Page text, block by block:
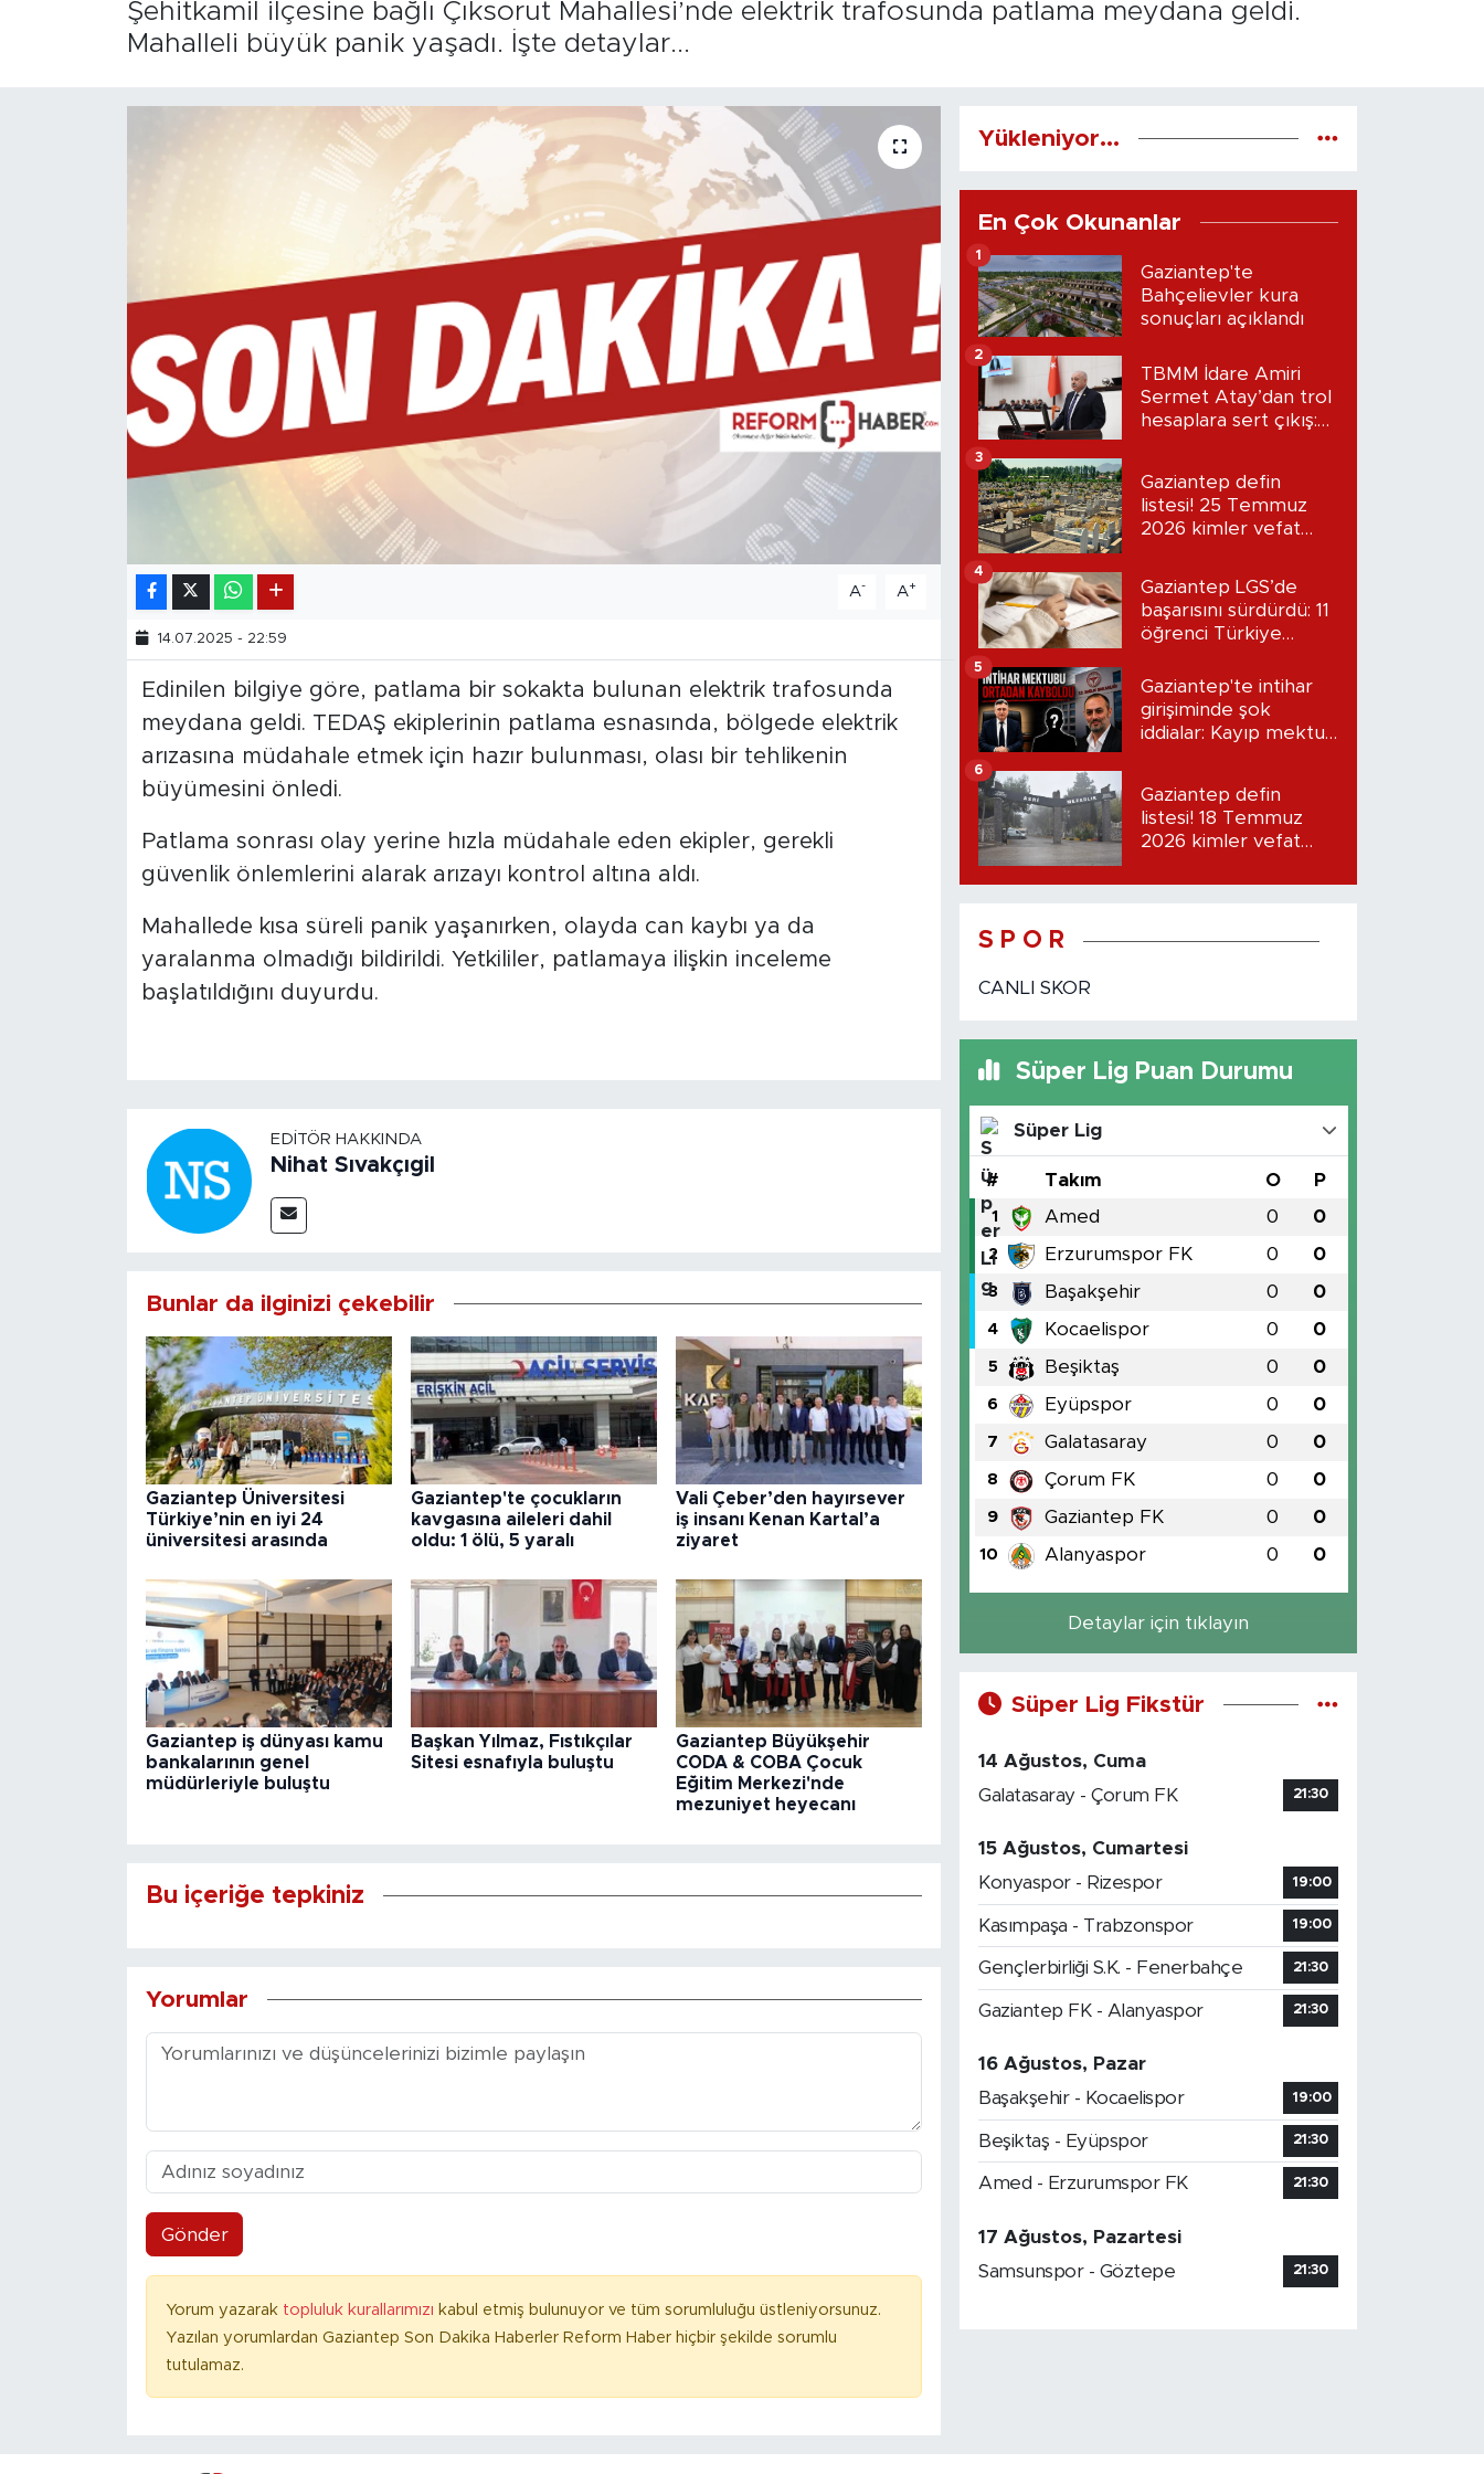
Şehitkamil ilçesine bağlı Çıksorut Mahallesi’nde elektrik trafosunda patlama meydana geldi.
Mahalleli büyük panik yaşadı. İşte detaylar...
A- A+
14.07.2025 - 22:59
Edinilen bilgiye göre, patlama bir sokakta bulunan elektrik trafosunda
meydana geldi. TEDAŞ ekiplerinin patlama esnasında, bölgede elektrik
arızasına müdahale etmek için hazır bulunması, olası bir tehlikenin
büyümesini önledi.
Patlama sonrası olay yerine hızla müdahale eden ekipler, gerekli
güvenlik önlemlerini alarak arızayı kontrol altına aldı.
Mahallede kısa süreli panik yaşanırken, olayda can kaybı ya da
yaralanma olmadığı bildirildi. Yetkililer, patlamaya ilişkin inceleme
başlatıldığını duyurdu.
EDITÖR HAKKINDA
Nihat Sıvakçıgil
Bunlar da ilginizi çekebilir
Gaziantep Üniversitesi
Türkiye’nin en iyi 24
üniversitesi arasında
Gaziantep'te çocukların
kavgasına aileleri dahil
oldu: 1 ölü, 5 yaralı
Vali Çeber’den hayırsever
iş insanı Kenan Kartal’a
ziyaret
Gaziantep iş dünyası kamu
bankalarının genel
müdürleriyle buluştu
Başkan Yılmaz, Fıstıkçılar
Sitesi esnafıyla buluştu
Gaziantep Büyükşehir
CODA & COBA Çocuk
Eğitim Merkezi'nde
mezuniyet heyecanı
Bu içeriğe tepkiniz
Yorumlar
Gönder
Yorum yazarak topluluk kurallarımızı kabul etmiş bulunuyor ve tüm sorumluluğu üstleniyorsunuz.
Yazılan yorumlardan Gaziantep Son Dakika Haberler Reform Haber hiçbir şekilde sorumlu
tutulamaz.
Yükleniyor...
En Çok Okunanlar
Gaziantep'te
Bahçelievler kura
sonuçları açıklandı
1
TBMM İdare Amiri
Sermet Atay’dan trol
hesaplara sert çıkış:
2
Gaziantep defin
listesi! 25 Temmuz
2026 kimler vefat
3
Gaziantep LGS’de
başarısını sürdürdü: 11
öğrenci Türkiye
4
Gaziantep'te intihar
girişiminde şok
iddialar: Kayıp mektup
5
Gaziantep defin
listesi! 18 Temmuz
2026 kimler vefat
6
S P O R
CANLI SKOR
Süper Lig Puan Durumu
Süper Lig
# Takım O P
1 Amed 0 0
2 Erzurumspor FK 0 0
3 Başakşehir 0 0
4 Kocaelispor 0 0
5 Beşiktaş 0 0
6 Eyüpspor 0 0
7 Galatasaray 0 0
8 Çorum FK 0 0
9 Gaziantep FK 0 0
10 Alanyaspor 0 0
Detaylar için tıklayın
Süper Lig Fikstür
14 Ağustos, Cuma
Galatasaray - Çorum FK
21:30
15 Ağustos, Cumartesi
Konyaspor - Rizespor
19:00
Kasımpaşa - Trabzonspor 19:00
Gençlerbirliği S.K. - Fenerbahçe 21:30
Gaziantep FK - Alanyaspor 21:30
16 Ağustos, Pazar
Başakşehir - Kocaelispor
19:00
Beşiktaş - Eyüpspor 21:30
Amed - Erzurumspor FK 21:30
17 Ağustos, Pazartesi
Samsunspor - Göztepe
21:30